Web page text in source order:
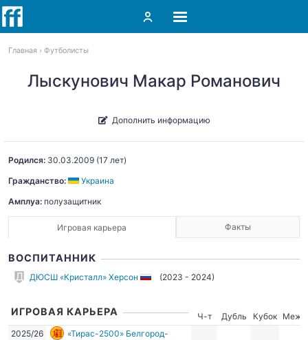
Главная Футболисты
Лыскунович Макар Романович
Дополнить информацию
Родился: 30.03.2009 (17 лет)
Гражданство:
Украина
Амплуа: полузащитник
Игровая карьера Факты
ВОСПИТАННИК
ДЮСШ «Кристалл» Херсон (2023 - 2024)
ИГРОВАЯ КАРЬЕРА Ч-т Дубль Кубок
Межд.
2025/26
«Тирас-2500» Белгород-